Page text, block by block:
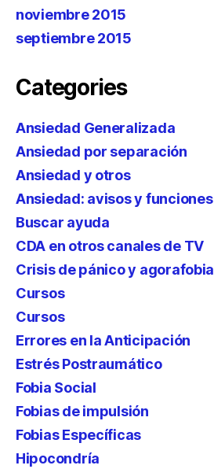
noviembre 2015
septiembre 2015
Categories
Ansiedad Generalizada
Ansiedad por separación
Ansiedad y otros
Ansiedad: avisos y funciones
Buscar ayuda
CDA en otros canales de TV
Crisis de pánico y agorafobia
Cursos
Cursos
Errores en la Anticipación
Estrés Postraumático
Fobia Social
Fobias de impulsión
Fobias Específicas
Hipocondría